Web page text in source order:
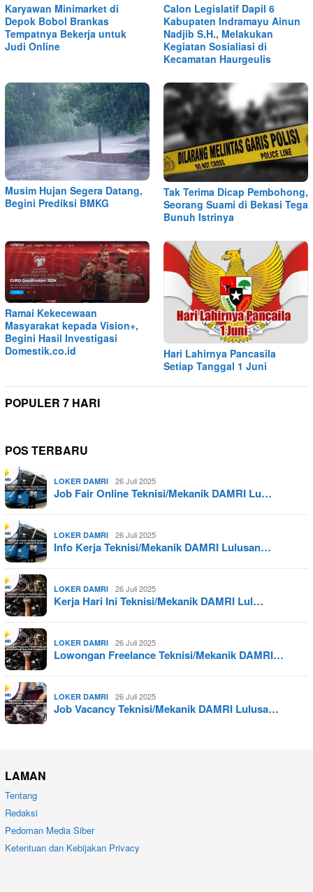
Karyawan Minimarket di
Depok Bobol Brankas
Tempatnya Bekerja untuk
Judi Online
Calon Legislatif Dapil 6
Kabupaten Indramayu Ainun
Nadjib S.H., Melakukan
Kegiatan Sosialiasi di
Kecamatan Haurgeulis
Musim Hujan Segera Datang,
Begini Prediksi BMKG
Tak Terima Dicap Pembohong,
Seorang Suami di Bekasi Tega
Bunuh Istrinya
Ramai Kekecewaan
Masyarakat kepada Vision+,
Begini Hasil Investigasi
Domestik.co.id
Hari Lahirnya Pancasila
Setiap Tanggal 1 Juni
POPULER 7 HARI
POS TERBARU
LOKER DAMRI 26 Juli 2025
Job Fair Online Teknisi/Mekanik DAMRI Lu…
LOKER DAMRI 26 Juli 2025
Info Kerja Teknisi/Mekanik DAMRI Lulusan…
LOKER DAMRI 26 Juli 2025
Kerja Hari Ini Teknisi/Mekanik DAMRI Lul…
LOKER DAMRI 26 Juli 2025
Lowongan Freelance Teknisi/Mekanik DAMRI…
LOKER DAMRI 26 Juli 2025
Job Vacancy Teknisi/Mekanik DAMRI Lulusa…
LAMAN
Tentang
Redaksi
Pedoman Media Siber
Ketentuan dan Kebijakan Privacy